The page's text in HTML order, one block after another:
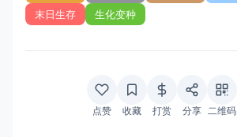
末日生存
生化变种
点赞 收藏 打赏 分享 二维码